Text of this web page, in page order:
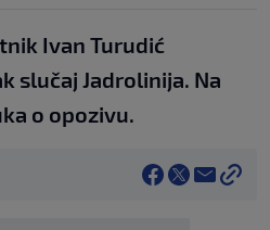
Ivan Turudić
slučaj Jadrolinija. Na
o opozivu.